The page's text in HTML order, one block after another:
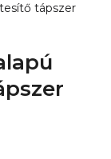
tápszer